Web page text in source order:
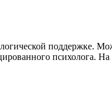
поддержке.
психолога.